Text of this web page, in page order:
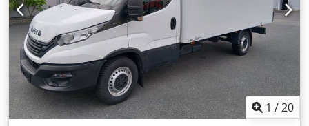
1 /20